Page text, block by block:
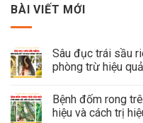
BÀI VIẾT MỚI
Sâu đục trái sầu
phòng trừ hiệu quả
Bệnh đốm rong
hiệu và cách trị